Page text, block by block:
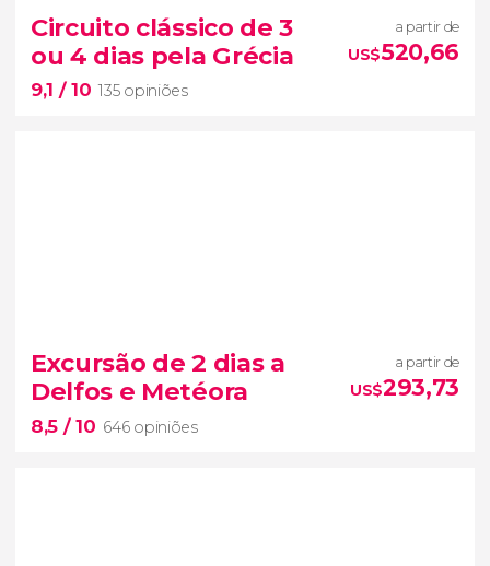
Circuito clássico de 3
ou 4 dias pela Grécia
9,1 / 10 135 opiniões
a partir de
US$520,66
Grécia Clássica
excursão de 3
ou 4 dias por
Epidauro, Micenas, Olímpia e
Delfos
Excursão de 2 dias a
Delfos e Metéora
8,5 / 10 646 opiniões
a partir de
US$293,73